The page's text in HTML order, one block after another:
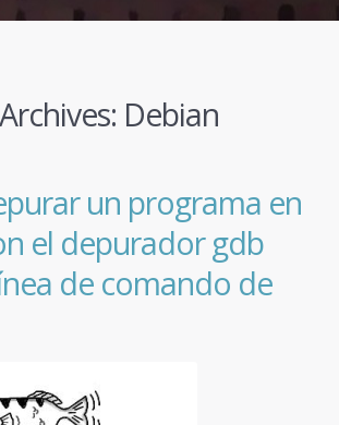
Debian
un programa en
el depurador gdb
de comando de